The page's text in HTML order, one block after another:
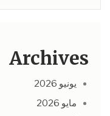
Archives
يونيو 2026
مايو 2026